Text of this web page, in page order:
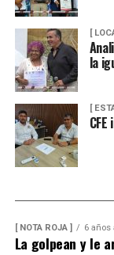
[
la
[
[ NOTA ROJA ] 6 años
La golpean y le